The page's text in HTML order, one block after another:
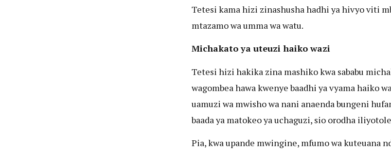
Tetesi kama hizi zinashusha hadhi ya hivyo viti
mtazamo wa umma wa watu.
Michakato ya uteuzi haiko wazi
Tetesi hizi hakika zina mashiko kwa sababu
wagombea hawa kwenye baadhi ya vyama haiko
uamuzi wa mwisho wa nani anaenda bungeni
baada ya matokeo ya uchaguzi, sio orodha
Pia, kwa upande mwingine, mfumo wa kuteuana